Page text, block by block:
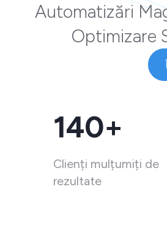
Automatizări
Optimizare
140+
Clienți mulțumiți de
rezultate